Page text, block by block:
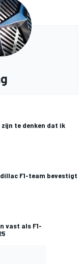
zijn te denken dat ik
F1-team bevestigt
vast als F1-